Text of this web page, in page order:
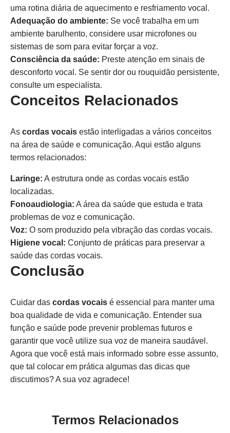
uma rotina diária de aquecimento e resfriamento vocal.
Adequação do ambiente: Se você trabalha em um
ambiente barulhento, considere usar microfones ou
sistemas de som para evitar forçar a voz.
Consciência da saúde: Preste atenção em sinais de
desconforto vocal. Se sentir dor ou rouquidão persistente,
consulte um especialista.
Conceitos Relacionados
As cordas vocais estão interligadas a vários conceitos
na área de saúde e comunicação. Aqui estão alguns
termos relacionados:
Laringe: A estrutura onde as cordas vocais estão
localizadas.
Fonoaudiologia: A área da saúde que estuda e trata
problemas de voz e comunicação.
Voz: O som produzido pela vibração das cordas vocais.
Higiene vocal: Conjunto de práticas para preservar a
saúde das cordas vocais.
Conclusão
Cuidar das cordas vocais é essencial para manter uma
boa qualidade de vida e comunicação. Entender sua
função e saúde pode prevenir problemas futuros e
garantir que você utilize sua voz de maneira saudável.
Agora que você está mais informado sobre esse assunto,
que tal colocar em prática algumas das dicas que
discutimos? A sua voz agradece!
Termos Relacionados